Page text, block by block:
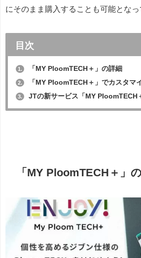
にそのまま購入することも可能となっ
目次
1. 「MY PloomTECH＋」の詳細
2. 「MY PloomTECH＋」でカスタマ
3. JTの新サービス「MY PloomTECH
「MY PloomTECH＋」